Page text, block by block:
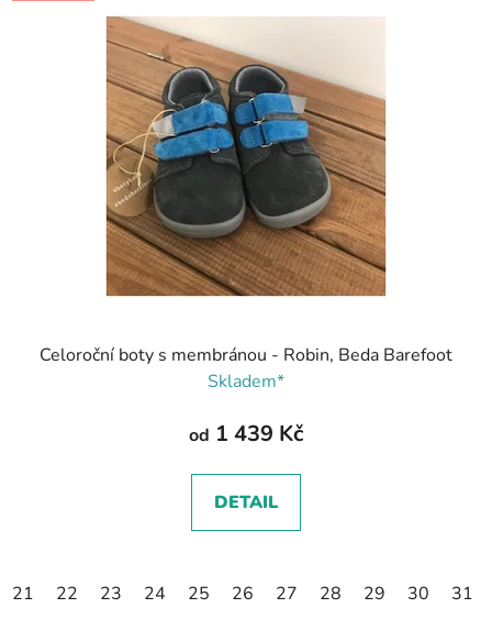
Celoroční boty s membránou - Robin, Beda Barefoot
Skladem*
od 1 439 Kč
DETAIL
21 22 23 24 25 26 27 28 29 30 31